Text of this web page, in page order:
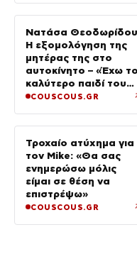
Νατάσα
Η εξομολόγηση της
μητέρας της στο
αυτοκίνητο – «Έχω το
καλύτερο παιδί του
κόσμου»
COUSCOUS.GR
Τροχαίο ατύχημα για
τον Mike: «Θα σας
ενημερώσω μόλις
είμαι σε θέση να
επιστρέψω»
COUSCOUS.GR